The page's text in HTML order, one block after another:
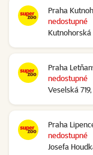
Praha
nedostupné
Praha
Veselská
nedostupné
Praha
Josefa
nedostupné